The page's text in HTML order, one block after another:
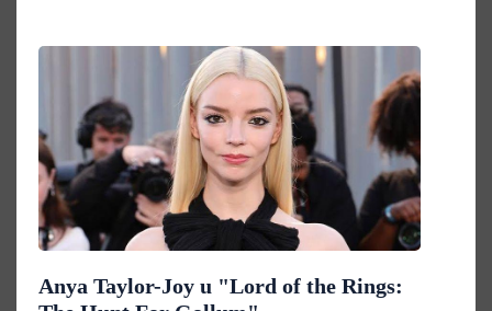
Anya Taylor-Joy u "Lord of the Rings: